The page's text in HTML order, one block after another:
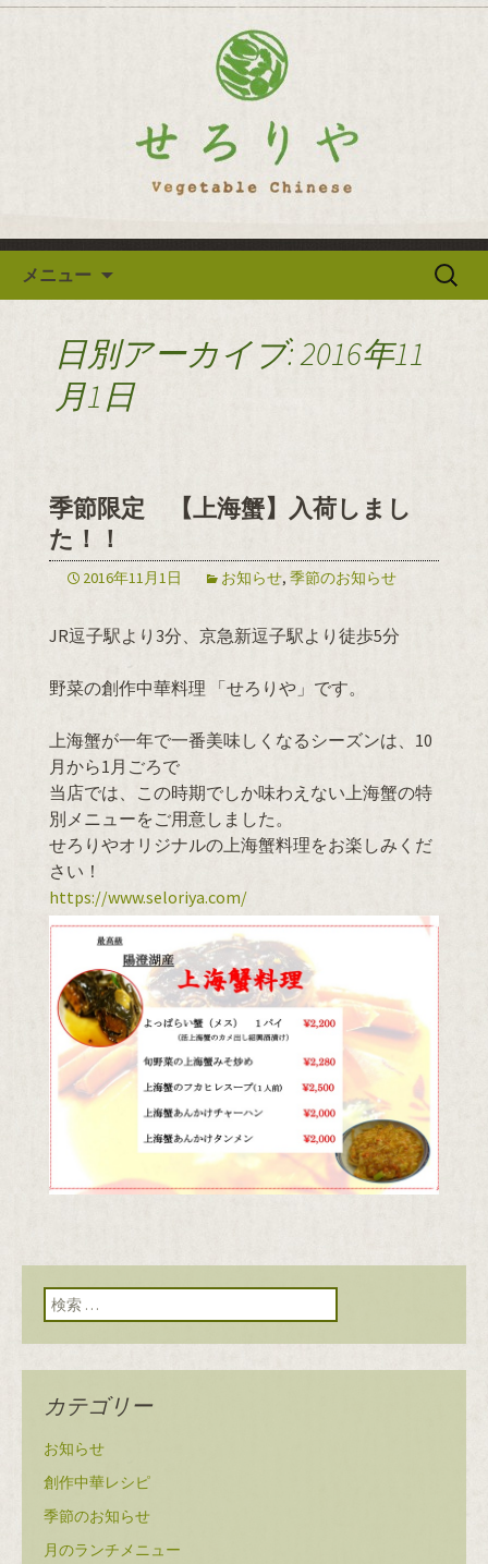
逗子の野菜を使った創作中華
「せろりや」のブログ
逗子の野菜を使った創作中華「せろり
メニュー
検
日別アーカイブ: 2016年11
月1日
季節限定 【上海蟹】入荷しまし
た！！
2016年11月1日 お知らせ, 季節のお知らせ
JR逗子駅より3分、京急新逗子駅より徒歩5分
野菜の創作中華料理 「せろりや」です。
上海蟹が一年で一番美味しくなるシーズンは、10
月から1月ごろで
当店では、この時期でしか味わえない上海蟹の特
別メニューをご用意しました。
せろりやオリジナルの上海蟹料理をお楽しみくだ
さい！
https://www.seloriya.com/
検索:
カテゴリー
お知らせ
創作中華レシピ
季節のお知らせ
月のランチメニュー